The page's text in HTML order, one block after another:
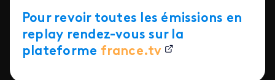
Pour revoir toutes les émissions en
replay rendez-vous sur la
plateforme france.tv